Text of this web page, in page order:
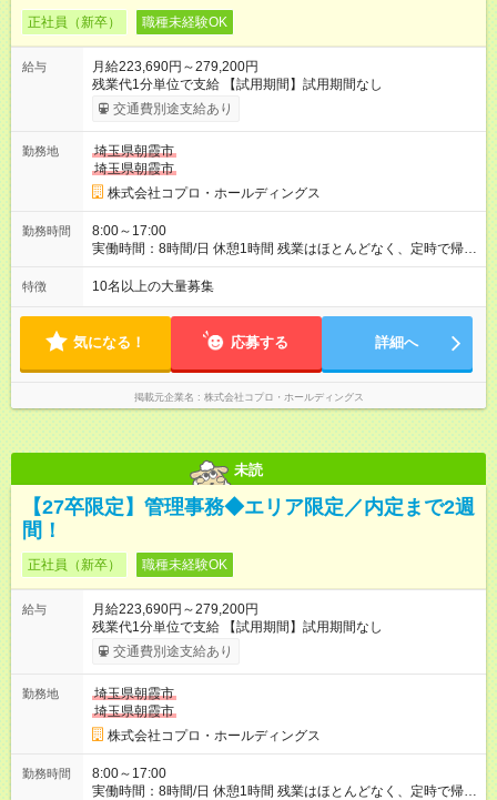
正社員（新卒） 職種未経験OK
給与
月給223,690円～279,200円
残業代1分単位で支給 【試用期間】試用期間なし
交通費別途支給あり
勤務地
埼玉県朝霞市
埼玉県朝霞市
株式会社コプロ・ホールディングス
勤務時間
8:00～17:00
実働時間：8時間/日 休憩1時間 残業はほとんどなく、定時で帰れ
る日が多い働き方です。 毎日の業務は進捗管理や事務が中心な
ので、 「今日やるべき仕事」が終われば、自然と区切りをつけ
方を大切にしています。
特徴 10名以上の大量募集
気になる！ 応募する 詳細へ
掲載元企業名 株式会社コプロ・ホールディングス
未読
【27卒限定】管理事務◆エリア限定／内定まで2週
間！
正社員（新卒） 職種未経験OK
給与
月給223,690円～279,200円
残業代1分単位で支給 【試用期間】試用期間なし
交通費別途支給あり
勤務地
埼玉県朝霞市
埼玉県朝霞市
株式会社コプロ・ホールディングス
勤務時間
8:00～17:00
実働時間：8時間/日 休憩1時間 残業はほとんどなく、定時で帰れ